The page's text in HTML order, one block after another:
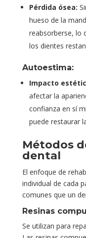
Pérdida ósea:
hueso de la
reabsorberse, lo
los dientes
Autoestima:
Impacto
afectar la
confianza en sí
puede restaurar
Métodos
dental
El enfoque de
individual de cada
comunes que un
Resinas
Se utilizan para